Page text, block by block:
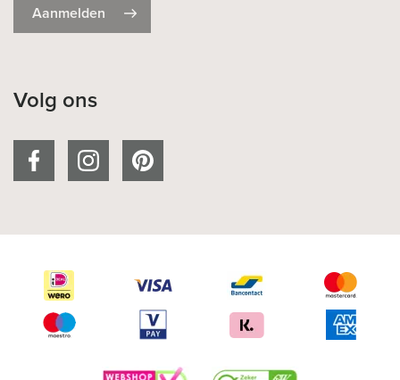
Aanmelden
Volg ons